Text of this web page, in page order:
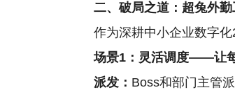
二、破局之道：超兔外
作为深耕中小企业数字
场景1：灵活调度——让
派发： Boss和部门主管